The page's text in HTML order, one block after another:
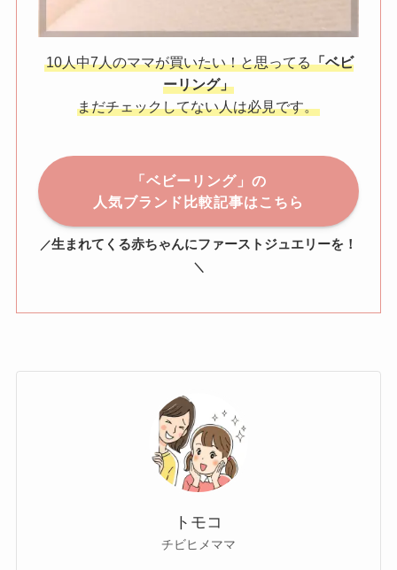
10人中7人のママが買いたい！と思ってる「ベビ
ーリング」
まだチェックしてない人は必見です。
「ベビーリング」の
人気ブランド比較記事はこちら
／生まれてくる赤ちゃんにファーストジュエリーを！
＼
トモコ
チビヒメママ